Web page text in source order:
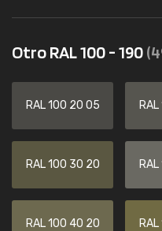
Otro RAL 100 - 190
RAL 100 20 05
RAL 100 30 20
RAL 100 40 20